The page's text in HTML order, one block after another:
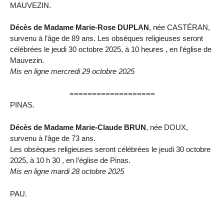
MAUVEZIN.
Décès de Madame Marie-Rose DUPLAN, née CASTÉRAN,
survenu à l’âge de 89 ans. Les obsèques religieuses seront
célébrées le jeudi 30 octobre 2025, à 10 heures , en l’église de
Mauvezin.
Mis en ligne mercredi 29 octobre 2025
===================
PINAS.
Décès de Madame Marie-Claude BRUN, née DOUX,
survenu à l’âge de 73 ans.
Les obsèques religieuses seront célébrées le jeudi 30 octobre
2025, à 10 h 30 , en l’église de Pinas.
Mis en ligne mardi 28 octobre 2025
PAU.